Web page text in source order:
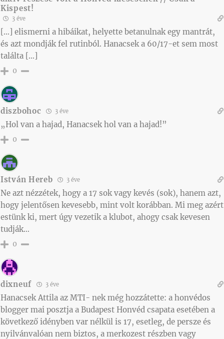
Kispest!
3 éve
[…] elismerni a hibáikat, helyette betanulnak egy mantrát,
és azt mondják fel rutinból. Hanacsek a 60/17-et sem most
találta […]
0
diszbohoc 3 éve
„Hol van a hajad, Hanacsek hol van a hajad!”
0
István Hereb 3 éve
Ne azt nézzétek, hogy a 17 sok vagy kevés (sok), hanem azt,
hogy jelentősen kevesebb, mint volt korábban. Mi meg azért
estünk ki, mert úgy vezetik a klubot, ahogy csak kevesen
tudják…
0
dixneuf 3 éve
Hanacsek Attila az MTI- nek még hozzátette: a honvédos
blogger mai posztja a Budapest Honvéd csapata esetében a
következő idényben var nélkül is 17, esetleg, de persze és
nyilvánvalóan nem biztos, a merkozest részben vagy